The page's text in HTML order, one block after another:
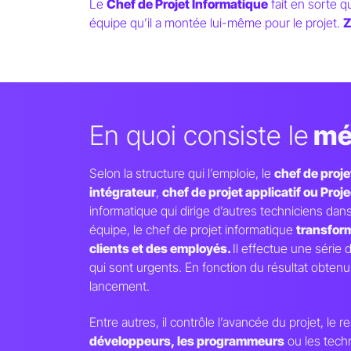
Chef de
Missions,
Le Chef de Projet Informatique fait en sorte
équipe qu’il a montée lui-même pour le projet.
En quoi consiste le
Selon la structure qui l’emploie, le chef de
intégrateur, chef de projet applicatif ou
informatique qui dirige d’autres techniciens
équipe, le chef de projet informatique
clients et des employés. Il effectue une série
qui sont urgents. En fonction du résultat
lancement.
Entre autres, il contrôle l’avancée du projet, le
développeurs, les programmeurs ou les